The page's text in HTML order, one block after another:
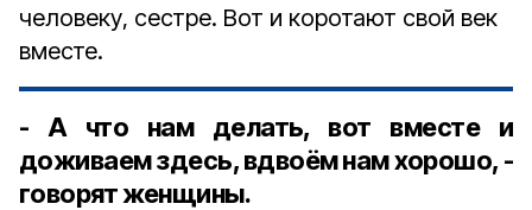
человеку, сестре. Вот и коротают свой век
вместе.
- А что нам делать, вот вместе и
доживаем здесь, вдвоём нам хорошо, -
говорят женщины.